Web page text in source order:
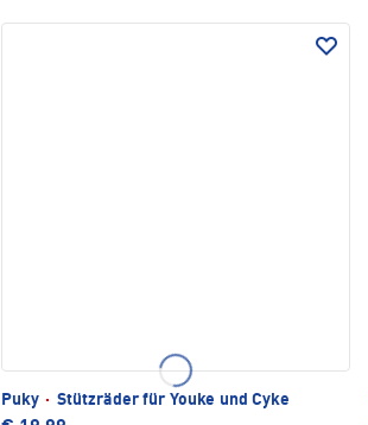
Puky · Stützräder für Youke und Cyke